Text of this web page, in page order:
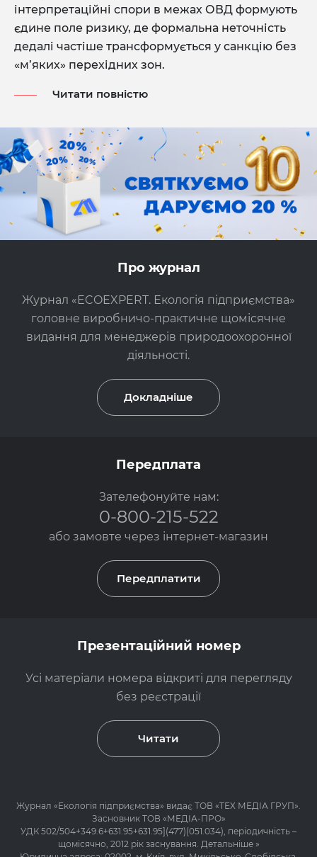
інтерпретаційні спори в межах ОВД формують
єдине поле ризику, де формальна неточність
дедалі частіше трансформується у санкцію без
«м’яких» перехідних зон.
Читати повністю
Про журнал
Журнал «ECOEXPERT. Екологія підприємства»
головне виробничо-практичне щомісячне
видання для менеджерів природоохоронної
діяльності.
Докладніше
Передплата
Зателефонуйте нам:
0-800-215-522
або замовте через інтернет-магазин
Передплатити
Презентаційний номер
Усі матеріали номера відкриті для перегляду
без реєстрації
Читати
Журнал «Екологія підприємства» видає ТОВ «ТЕХ МЕДІА ГРУП».
Засновник ТОВ «МЕДІА-ПРО»
УДК 502/504+349.6+631.95+631.95](477)(051.034), періодичність –
щомісячно, 2012 рік заснування. Детальніше »